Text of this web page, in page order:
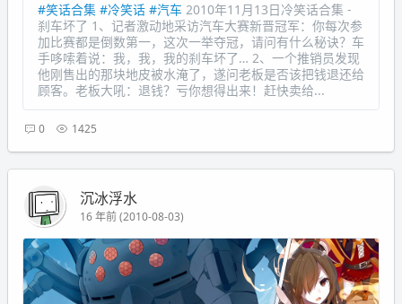
#笑话合集 #冷笑话 #汽车 2010年11月13日冷笑话合集 -
刹车坏了 1、记者激动地采访汽车大赛新晋冠军：你每次参
加比赛都是倒数第一，这次一举夺冠，请问有什么秘诀？车
手哆嗦着说：我，我，我的刹车坏了… 2、一个推销员发现
他刚售出的那块地皮被水淹了，遂问老板是否该把钱退还给
顾客。老板大吼：退钱？亏你想得出来！赶快卖给...
0 1425
沉冰浮水
16 年前 (2010-08-03)